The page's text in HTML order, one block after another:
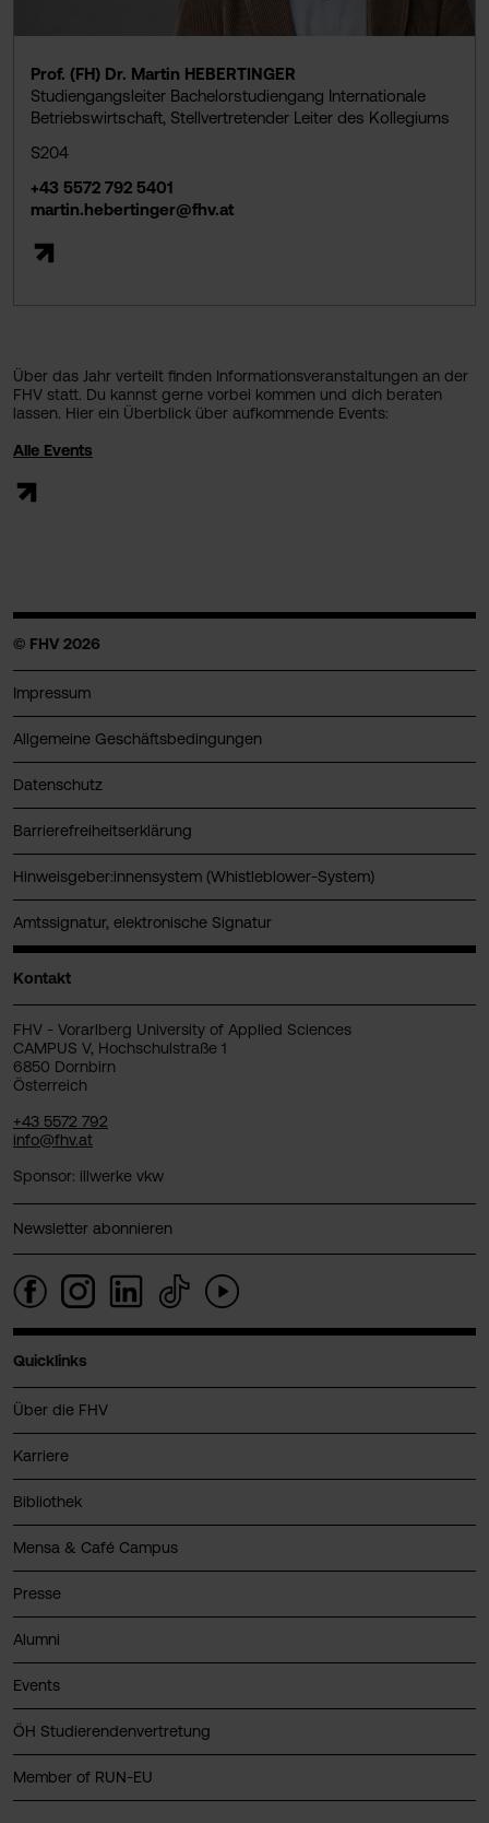
Prof. (FH) Dr. Martin HEBERTINGER
Studiengangsleiter Bachelorstudiengang Internationale
Betriebswirtschaft, Stellvertretender Leiter des Kollegiums
S204
+43 5572 792 5401
martin.hebertinger@fhv.at
Über das Jahr verteilt finden Informationsveranstaltungen an der
FHV statt. Du kannst gerne vorbei kommen und dich beraten
lassen. Hier ein Überblick über aufkommende Events:
Alle Events
© FHV 2026
Impressum
Allgemeine Geschäftsbedingungen
Datenschutz
Barrierefreiheitserklärung
Hinweisgeber:innensystem (Whistleblower-System)
Amtssignatur, elektronische Signatur
Kontakt
FHV - Vorarlberg University of Applied Sciences
CAMPUS V, Hochschulstraße 1
6850 Dornbirn
Österreich
+43 5572 792
info@fhv.at
Sponsor: illwerke vkw
Newsletter abonnieren
Quicklinks
Über die FHV
Karriere
Bibliothek
Mensa & Café Campus
Presse
Alumni
Events
ÖH Studierendenvertretung
Member of RUN-EU